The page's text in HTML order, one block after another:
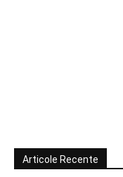
Articole Recente